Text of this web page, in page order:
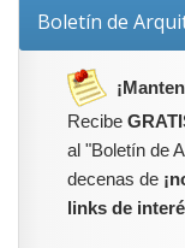
Boletín de
Recibe
al "Boletín de
decenas de
links de